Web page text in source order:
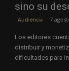
sino su
Audiencia 7
Los editores
distribuir y
dificultades para